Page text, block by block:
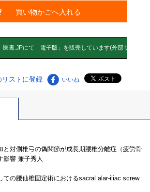
リストに登録 いいね
対側椎弓の偽関節が成長期腰椎分離症（疲労骨
影響 兼子秀人
の腰仙椎固定術におけるsacral alar-iliac screw